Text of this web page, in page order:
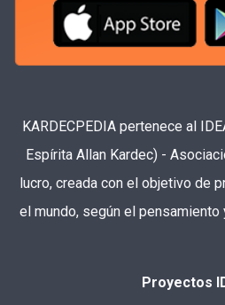
KARDECPEDIA pertenece al
Espírita Allan Kardec) -
lucro, creada con el objetivo de
el mundo, según el pensamiento
Proyectos